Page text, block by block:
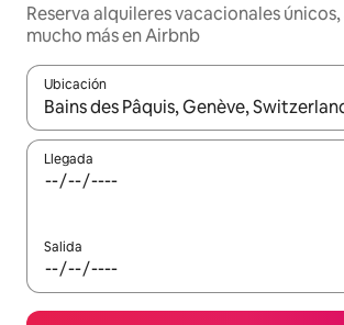
Reserva alquileres vacacionales
mucho más en Airbnb
Ubicación
Cuando los resultados estén disponibles,
Llegada
Salida